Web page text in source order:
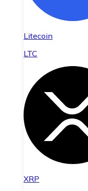
Litecoin
LTC
XRP